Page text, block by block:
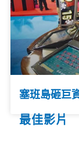
塞班島砸巨
最佳影片